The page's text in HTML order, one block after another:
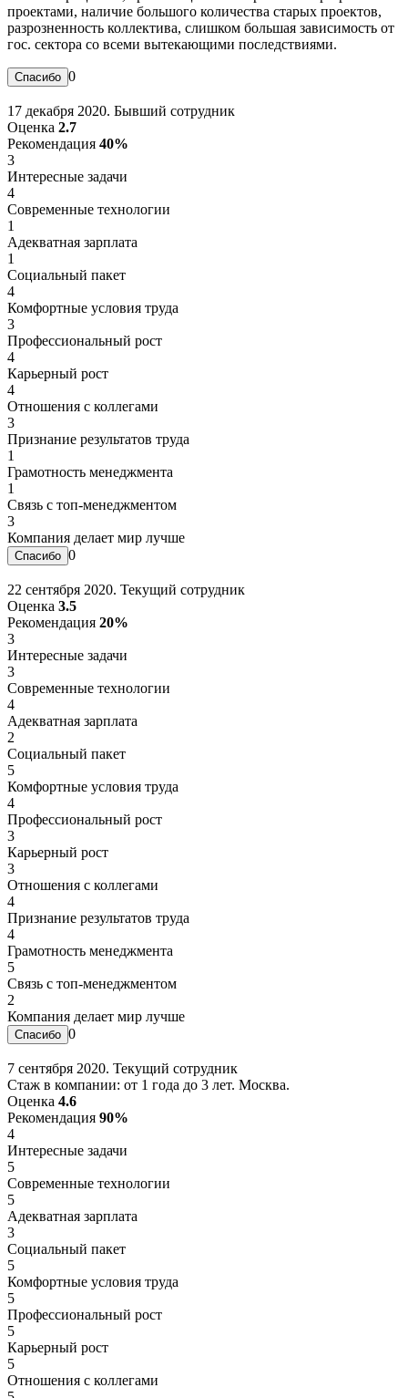
проектами, наличие большого количества старых проектов,
разрозненность коллектива, слишком большая зависимость от
гос. сектора со всеми вытекающими последствиями.
0
17 декабря 2020. Бывший сотрудник
Оценка 2.7
Рекомендация 40%
3
Интересные задачи
4
Современные технологии
1
Адекватная зарплата
1
Социальный пакет
4
Комфортные условия труда
3
Профессиональный рост
4
Карьерный рост
4
Отношения с коллегами
3
Признание результатов труда
1
Грамотность менеджмента
1
Связь с топ-менеджментом
3
Компания делает мир лучше
0
22 сентября 2020. Текущий сотрудник
Оценка 3.5
Рекомендация 20%
3
Интересные задачи
3
Современные технологии
4
Адекватная зарплата
2
Социальный пакет
5
Комфортные условия труда
4
Профессиональный рост
3
Карьерный рост
3
Отношения с коллегами
4
Признание результатов труда
4
Грамотность менеджмента
5
Связь с топ-менеджментом
2
Компания делает мир лучше
0
7 сентября 2020. Текущий сотрудник
Стаж в компании: от 1 года до 3 лет. Москва.
Оценка 4.6
Рекомендация 90%
4
Интересные задачи
5
Современные технологии
5
Адекватная зарплата
3
Социальный пакет
5
Комфортные условия труда
5
Профессиональный рост
5
Карьерный рост
5
Отношения с коллегами